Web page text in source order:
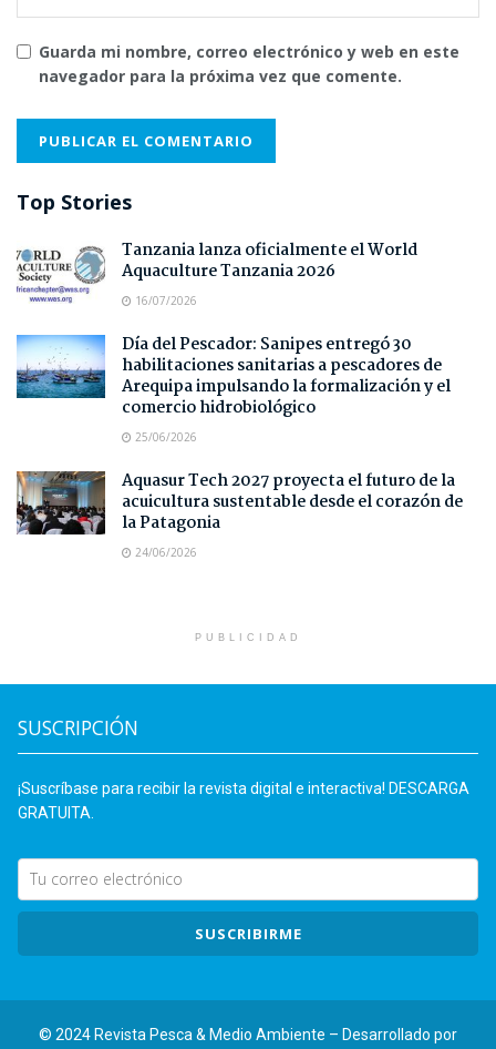
Guarda mi nombre, correo electrónico y web en este
navegador para la próxima vez que comente.
Top Stories
Tanzania lanza oficialmente el World
Aquaculture Tanzania 2026
16/07/2026
Día del Pescador: Sanipes entregó 30
habilitaciones sanitarias a pescadores de
Arequipa impulsando la formalización y el
comercio hidrobiológico
25/06/2026
Aquasur Tech 2027 proyecta el futuro de la
acuicultura sustentable desde el corazón de
la Patagonia
24/06/2026
PUBLICIDAD
SUSCRIPCIÓN
¡Suscríbase para recibir la revista digital e interactiva! DESCARGA
GRATUITA.
SUSCRIBIRME
© 2024 Revista Pesca & Medio Ambiente – Desarrollado por